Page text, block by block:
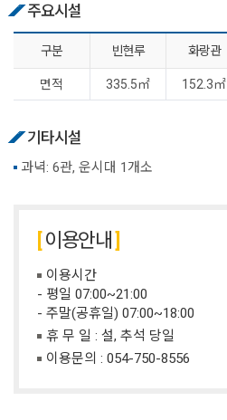
주요시설
구분 빈현루 화랑관
면적 335.5㎡ 152.3㎡
기타시설
과녁: 6관, 운시대 1개소
이용안내
이용시간
- 평일 07:00~21:00
- 주말(공휴일) 07:00~18:00
휴 무 일 : 설, 추석 당일
이용문의 : 054-750-8556